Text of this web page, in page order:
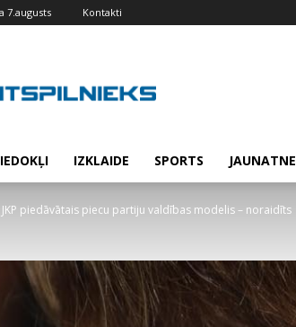
7.augusts Kontakti
IZKLAIDE SPORTS JAUNATNE
JKP piedāvātais piecu partiju valdības modelis – noraidīts